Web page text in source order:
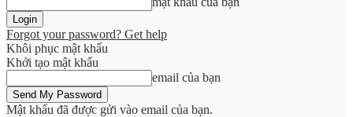
Forgot your password? Get help
Khôi phục mật khẩu
Khởi tạo mật khẩu
email của bạn
Mật khẩu đã được gửi vào email của bạn.